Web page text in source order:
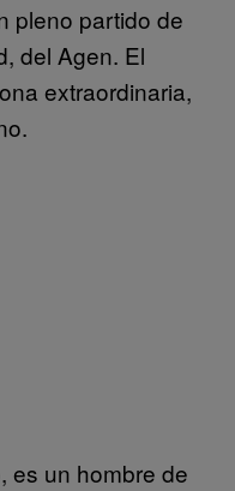
pleno partido de
del Agen. El
extraordinaria,
es un hombre de